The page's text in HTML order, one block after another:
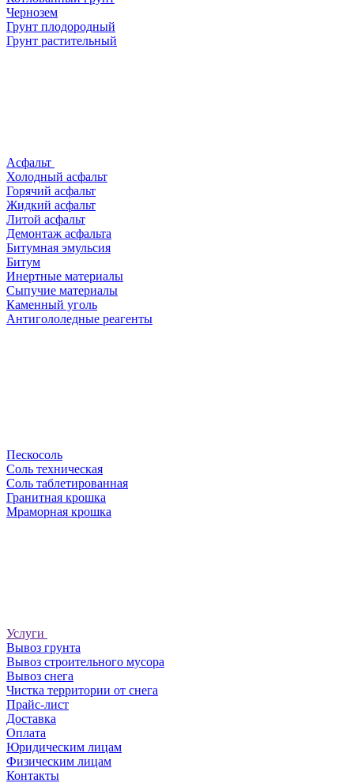
Чернозем
Грунт плодородный
Грунт растительный
Асфальт
Холодный асфальт
Горячий асфальт
Жидкий асфальт
Литой асфальт
Демонтаж асфальта
Битумная эмульсия
Битум
Инертные материалы
Сыпучие материалы
Каменный уголь
Антигололедные реагенты
Пескосоль
Соль техническая
Соль таблетированная
Гранитная крошка
Мраморная крошка
Услуги
Вывоз грунта
Вывоз строительного мусора
Вывоз снега
Чистка территории от снега
Прайс-лист
Доставка
Оплата
Юридическим лицам
Физическим лицам
Контакты